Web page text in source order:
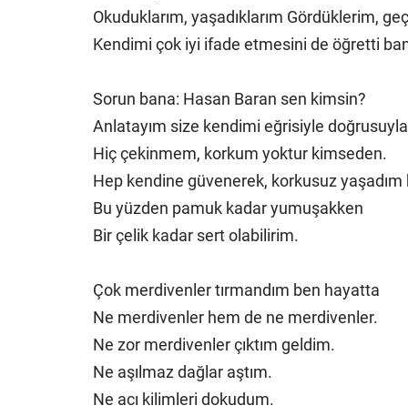
Okuduklarım, yaşadıklarım Gördüklerim,
Kendimi çok iyi ifade etmesini de öğretti
Sorun bana: Hasan Baran sen kimsin?
Anlatayım size kendimi eğrisiyle
Hiç çekinmem, korkum yoktur kimseden.
Hep kendine güvenerek, korkusuz yaşadım
Bu yüzden pamuk kadar yumuşakken
Bir çelik kadar sert olabilirim.
Çok merdivenler tırmandım ben hayatta
Ne merdivenler hem de ne merdivenler.
Ne zor merdivenler çıktım geldim.
Ne aşılmaz dağlar aştım.
Ne acı kilimleri dokudum.